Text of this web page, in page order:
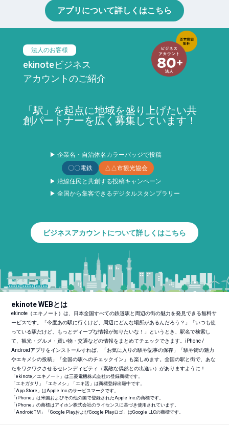
アプリについて詳しくはこちら
法人のお客様
ekinoteビジネス
アカウントのご紹介
「駅」を起点に地域を盛り上げたい共
創パートナーを広く募集しています！
▶ 企業名・自治体名カラーバッジで投稿
〇〇電鉄
△△市観光協会
▶ 沿線住民と共創する投稿キャンペーン
▶ 全国から集客できるデジタルスタンプラリー
ビジネスアカウントについて詳しくはこちら
ekinote WEBとは
ekinote（エキノート）は、日本全国すべての鉄道駅と周辺の街の魅力を発見できる無料サ
ービスです。「今度あの駅に行くけど、周辺にどんな場所があるんだろう？」「いつも使
っている駅だけど、もっとディープな情報が知りたいな！」というとき、駅名で検索し
て、観光・グルメ・買い物・交通などの情報をまとめてチェックできます。iPhone /
Androidアプリをインストールすれば、「お気に入りの駅や記事の保存」「駅や街の魅力
やエキメシの投稿」「全国の駅へのチェックイン」も楽しめます。全国の駅と街で、あな
たをワクワクさせるセレンディピティ（素敵な偶然との出逢い）がありますように！
「ekinote／エキノート」は三菱電機株式会社の登録商標です。
「エキガタリ」「エキメシ」「エキ活」は商標登録出願中です。
「App Store」はApple Inc.のサービスマークです。
「iPhone」は米国およびその他の国で登録されたApple Inc.の商標です。
「iPhone」の商標はアイホン株式会社のライセンスに基づき使用されています。
「AndroidTM 」「Google PlayおよびGoogle Playロゴ」はGoogle LLCの商標です。